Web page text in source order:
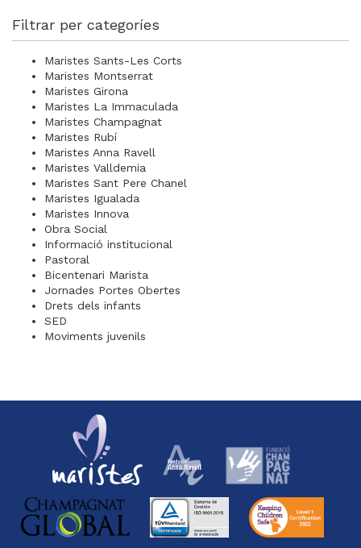
Filtrar per categoríes
Maristes Sants-Les Corts
Maristes Montserrat
Maristes Girona
Maristes La Immaculada
Maristes Champagnat
Maristes Rubí
Maristes Anna Ravell
Maristes Valldemia
Maristes Sant Pere Chanel
Maristes Igualada
Maristes Innova
Obra Social
Informació institucional
Pastoral
Bicentenari Marista
Jornades Portes Obertes
Drets dels infants
SED
Moviments juvenils